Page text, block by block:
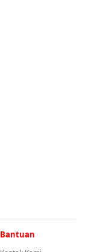
Bantuan